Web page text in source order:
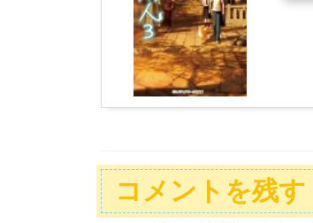
コメントを残す